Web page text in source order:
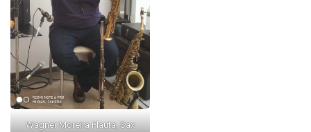
Wagner Moreira Flauta, Sax